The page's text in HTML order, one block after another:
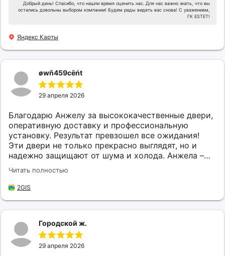
Добрый день! Спасибо, что нашли время оценить нас. Для нас важно знать, что вы
остались довольны выбором компании! Будем рады видеть вас снова! С уважением,
ГК ESTET!
Яндекс Карты
øwñ459cëńt
29 апреля 2026
Благодарю Анжелу за высококачественные двери,
оперативную доставку и профессиональную
установку. Результат превзошел все ожидания!
Эти двери не только прекрасно выглядят, но и
надежно защищают от шума и холода. Анжела –
настоящий профессионал, который отлично знает
свое дело. Рекомендую всем, кто ищет надежные
и красивые двери!
Читать полностью
2GIS
Городской ж.
29 апреля 2026